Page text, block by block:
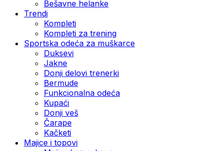
Bešavne helanke
Trendi
Kompleti
Kompleti za trening
Sportska odeća za muškarce
Duksevi
Jakne
Donji delovi trenerki
Bermude
Funkcionalna odeća
Kupaći
Donji veš
Čarape
Kačketi
Majice i topovi